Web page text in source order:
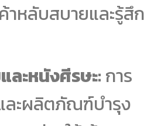
าหลับสบายและรู้สึก
ละหนังศีรษะ: การ
ละผลิตภัณฑ์บำรุง